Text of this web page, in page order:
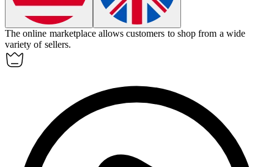
The online marketplace allows customers to shop from a wide
variety of sellers.